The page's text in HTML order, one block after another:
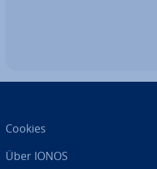
Cookies
Über IONOS